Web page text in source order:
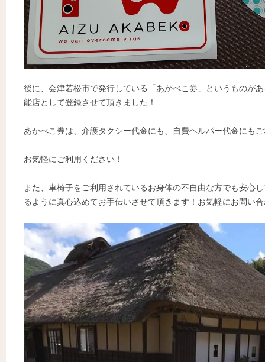
後に、会津若松市で発行している「あかべこ券」というものが
能店として登録させて頂きました！
あかべこ券は、介護タクシー代金にも、自費ヘルパー代金にも
お気軽にご利用ください！
また、車椅子をご利用されているお身体の不自由な方でも安心
るように真心込めてお手伝いさせて頂きます！お気軽にお問い